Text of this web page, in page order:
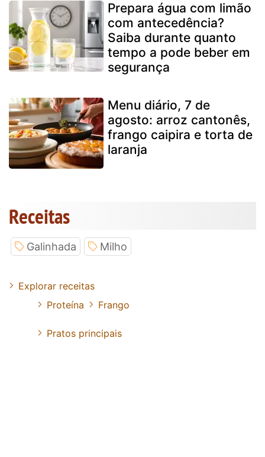
Prepara água com limão
com antecedência?
Saiba durante quanto
tempo a pode beber em
segurança
Menu diário, 7 de
agosto: arroz cantonês,
frango caipira e torta de
laranja
Receitas
Galinhada Milho
Explorar receitas
Proteína
Frango
Pratos principais